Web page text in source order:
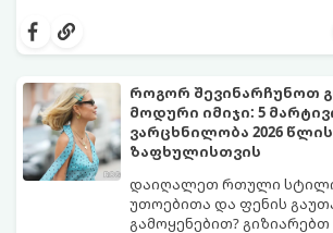
აქცენტს აკეთებენ
გაძლევთ იყოთ
კომფორტულად იგრძნოთ.
რომელი საცურაო
წლის ზაფხულის მთავარი
როგორ შევინარჩუნოთ
მოდური იმიჯი: 5
ვარცხნილობა 2026
ზაფხულისთვის
დაიღალეთ რთული
უთოებითა და ფენის
გამოყენებით?